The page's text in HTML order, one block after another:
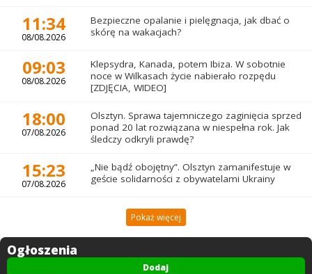
11:34
08/08.2026
Bezpieczne opalanie i pielęgnacja, jak dbać o
skórę na wakacjach?
09:03
08/08.2026
Klepsydra, Kanada, potem Ibiza. W sobotnie
noce w Wilkasach życie nabierało rozpędu
[ZDJĘCIA, WIDEO]
18:00
07/08.2026
Olsztyn. Sprawa tajemniczego zaginięcia sprzed
ponad 20 lat rozwiązana w niespełna rok. Jak
śledczy odkryli prawdę?
15:23
07/08.2026
„Nie bądź obojętny”. Olsztyn zamanifestuje w
geście solidarności z obywatelami Ukrainy
Pokaż więcej
Ogłoszenia
Dodaj